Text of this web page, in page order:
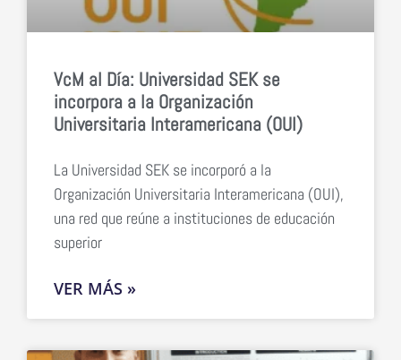
VcM al Día: Universidad SEK se
incorpora a la Organización
Universitaria Interamericana (OUI)
La Universidad SEK se incorporó a la
Organización Universitaria Interamericana (OUI),
una red que reúne a instituciones de educación
superior
VER MÁS »